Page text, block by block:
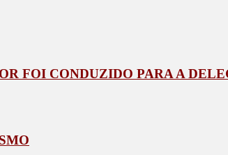
FOI CONDUZIDO PARA A